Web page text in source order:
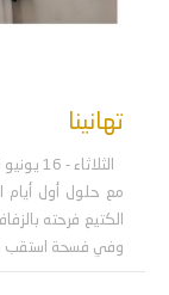
تهانينا
الثلاثاء - 16 يونيو 2026 - الساعة 08:35 م
مع حلول أول أيام
الكتيع فرحته
وفي فسحة استقب